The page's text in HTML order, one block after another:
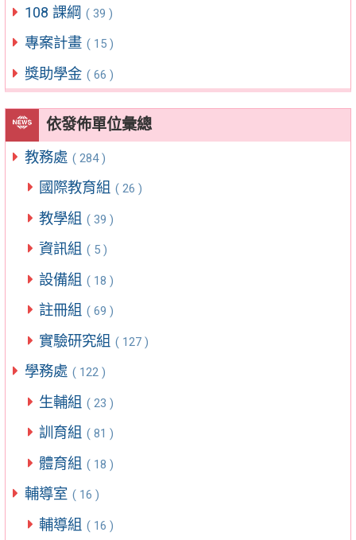
108 課綱 ( 39 )
專案計畫 ( 15 )
獎助學金 ( 66 )
依發佈單位彙總
教務處 ( 284 )
國際教育組 ( 26 )
教學組 ( 39 )
資訊組 ( 5 )
設備組 ( 18 )
註冊組 ( 69 )
實驗研究組 ( 127 )
學務處 ( 122 )
生輔組 ( 23 )
訓育組 ( 81 )
體育組 ( 18 )
輔導室 ( 16 )
輔導組 ( 16 )